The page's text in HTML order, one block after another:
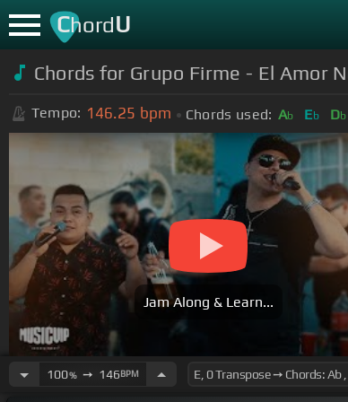
ChordU
Chords for Grupo Firme - El Amor
Tempo: 146.25 bpm Chords used: Ab Eb Db
Jam Along & Learn...
100%➙ 146BPM